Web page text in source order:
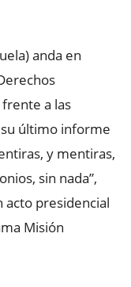
anda en
a las
último informe
y mentiras,
sin nada”,
presidencial
Misión